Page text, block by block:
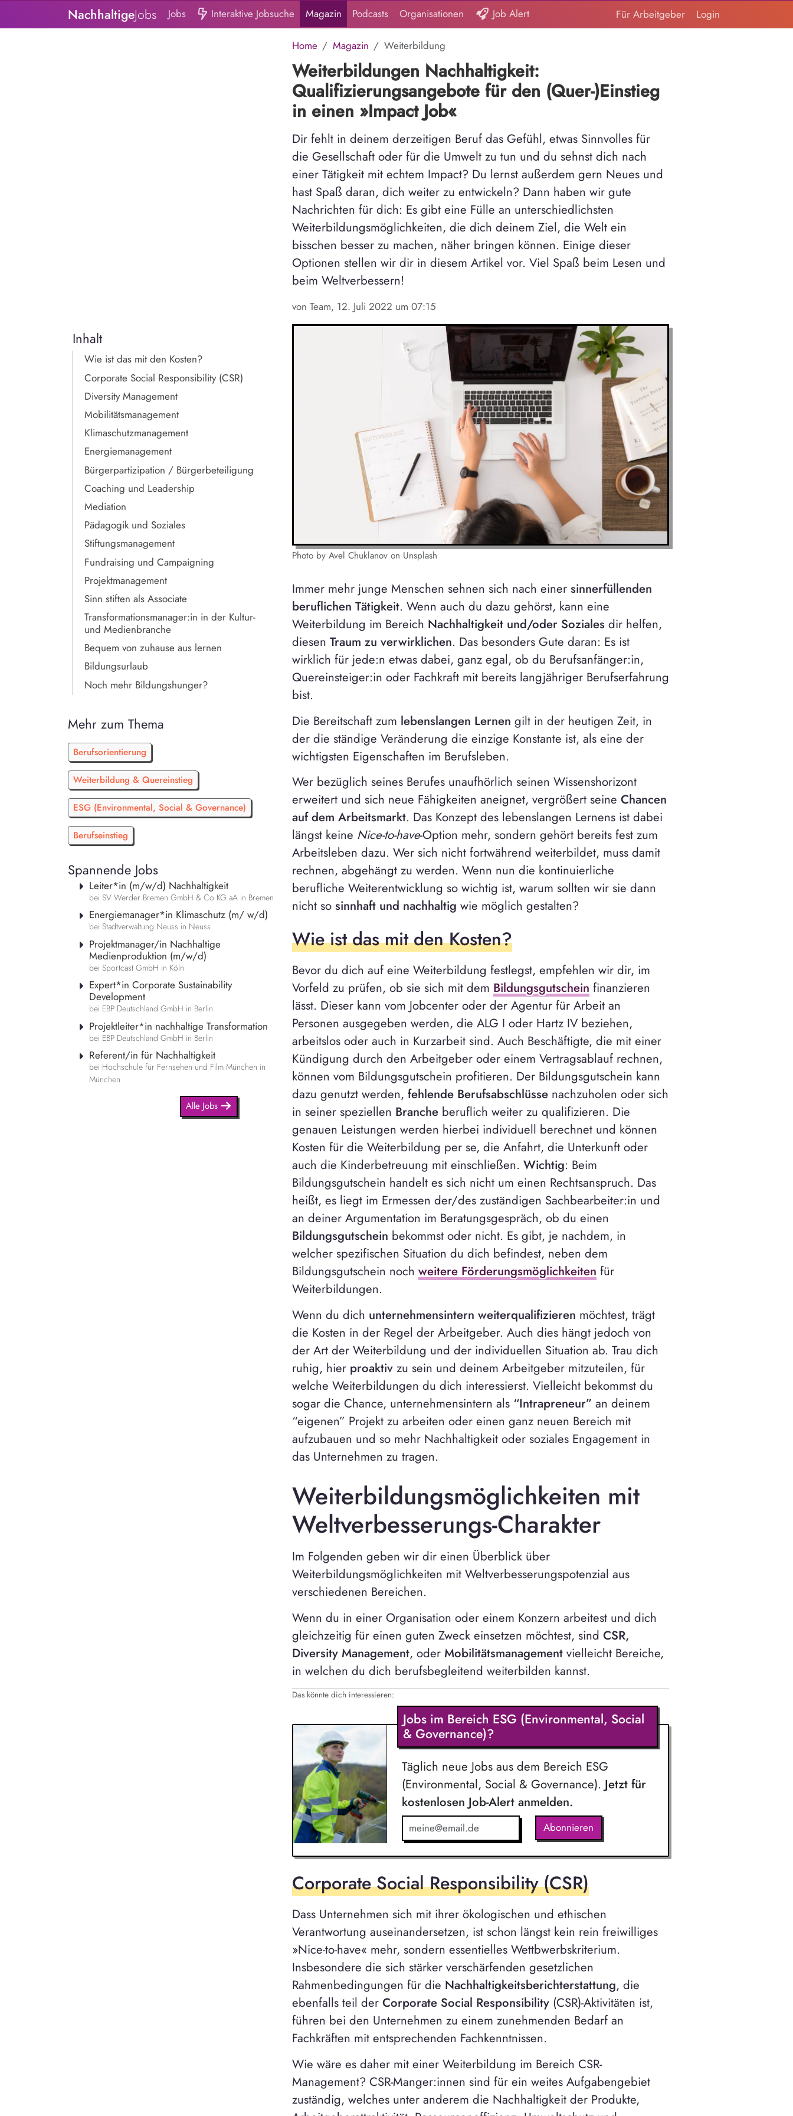
NachhaltigeJobs Jobs Interaktive Jobsuche Magazin Podcasts Organisationen Job Alert Für Arbeitgeber Login
Home Magazin Weiterbildung
Weiterbildungen Nachhaltigkeit:
Qualifizierungsangebote für den (Quer-)Einstieg
in einen »Impact Job«
Dir fehlt in deinem derzeitigen Beruf das Gefühl, etwas Sinnvolles für
die Gesellschaft oder für die Umwelt zu tun und du sehnst dich nach
einer Tätigkeit mit echtem Impact? Du lernst außerdem gern Neues und
hast Spaß daran, dich weiter zu entwickeln? Dann haben wir gute
Nachrichten für dich: Es gibt eine Fülle an unterschiedlichsten
Weiterbildungsmöglichkeiten, die dich deinem Ziel, die Welt ein
bisschen besser zu machen, näher bringen können. Einige dieser
Optionen stellen wir dir in diesem Artikel vor. Viel Spaß beim Lesen und
beim Weltverbessern!
von Team, 12. Juli 2022 um 07:15
Inhalt
Wie ist das mit den Kosten?
Corporate Social Responsibility (CSR)
Diversity Management
Mobilitätsmanagement
Klimaschutzmanagement
Energiemanagement
Bürgerpartizipation / Bürgerbeteiligung
Coaching und Leadership
Mediation
Pädagogik und Soziales
Stiftungsmanagement
Fundraising und Campaigning
Projektmanagement
Sinn stiften als Associate
Transformationsmanager:in in der Kultur-
und Medienbranche
Bequem von zuhause aus lernen
Bildungsurlaub
Noch mehr Bildungshunger?
Mehr zum Thema
Berufsorientierung
Weiterbildung & Quereinstieg
ESG (Environmental, Social & Governance)
Berufseinstieg
Spannende Jobs
Leiter*in (m/w/d) Nachhaltigkeit
bei SV Werder Bremen GmbH & Co KG aA in Bremen
Energiemanager*in Klimaschutz (m/ w/d)
bei Stadtverwaltung Neuss in Neuss
Projektmanager/in Nachhaltige
Medienproduktion (m/w/d)
bei Sportcast GmbH in Köln
Expert*in Corporate Sustainability
Development
bei EBP Deutschland GmbH in Berlin
Projektleiter*in nachhaltige Transformation
bei EBP Deutschland GmbH in Berlin
Referent/in für Nachhaltigkeit
bei Hochschule für Fernsehen und Film München in
München
Alle Jobs
Photo by Avel Chuklanov on Unsplash
Immer mehr junge Menschen sehnen sich nach einer sinnerfüllenden
beruflichen Tätigkeit. Wenn auch du dazu gehörst, kann eine
Weiterbildung im Bereich Nachhaltigkeit und/oder Soziales dir helfen,
diesen Traum zu verwirklichen. Das besonders Gute daran: Es ist
wirklich für jede:n etwas dabei, ganz egal, ob du Berufsanfänger:in,
Quereinsteiger:in oder Fachkraft mit bereits langjähriger Berufserfahrung
bist.
Die Bereitschaft zum lebenslangen Lernen gilt in der heutigen Zeit, in
der die ständige Veränderung die einzige Konstante ist, als eine der
wichtigsten Eigenschaften im Berufsleben.
Wer bezüglich seines Berufes unaufhörlich seinen Wissenshorizont
erweitert und sich neue Fähigkeiten aneignet, vergrößert seine Chancen
auf dem Arbeitsmarkt. Das Konzept des lebenslangen Lernens ist dabei
längst keine Nice-to-have-Option mehr, sondern gehört bereits fest zum
Arbeitsleben dazu. Wer sich nicht fortwährend weiterbildet, muss damit
rechnen, abgehängt zu werden. Wenn nun die kontinuierliche
berufliche Weiterentwicklung so wichtig ist, warum sollten wir sie dann
nicht so sinnhaft und nachhaltig wie möglich gestalten?
Wie ist das mit den Kosten?
Bevor du dich auf eine Weiterbildung festlegst, empfehlen wir dir, im
Vorfeld zu prüfen, ob sie sich mit dem Bildungsgutschein finanzieren
lässt. Dieser kann vom Jobcenter oder der Agentur für Arbeit an
Personen ausgegeben werden, die ALG I oder Hartz IV beziehen,
arbeitslos oder auch in Kurzarbeit sind. Auch Beschäftigte, die mit einer
Kündigung durch den Arbeitgeber oder einem Vertragsablauf rechnen,
können vom Bildungsgutschein profitieren. Der Bildungsgutschein kann
dazu genutzt werden, fehlende Berufsabschlüssenachzuholen oder sich
in seiner speziellen Brancheberuflich weiter zu qualifizieren. Die
genauen Leistungen werden hierbei individuell berechnet und können
Kosten für die Weiterbildung per se, die Anfahrt, die Unterkunft oder
auch die Kinderbetreuung mit einschließen. Wichtig: Beim
Bildungsgutschein handelt es sich nicht um einen Rechtsanspruch. Das
heißt, es liegt im Ermessen der/des zuständigen Sachbearbeiter:in und
an deiner Argumentation im Beratungsgespräch, ob du einen
Bildungsgutschein bekommst oder nicht. Es gibt, je nachdem, in
welcher spezifischen Situation du dich befindest, neben dem
Bildungsgutschein noch weitere Förderungsmöglichkeiten für
Weiterbildungen.
Wenn du dich unternehmensintern weiterqualifizieren möchtest, trägt
die Kosten in der Regel der Arbeitgeber. Auch dies hängt jedoch von
der Art der Weiterbildung und der individuellen Situation ab. Trau dich
ruhig, hier proaktivzu sein und deinem Arbeitgeber mitzuteilen, für
welche Weiterbildungen du dich interessierst. Vielleicht bekommst du
sogar die Chance, unternehmensintern als “Intrapreneur” an deinem
“eigenen” Projekt zu arbeiten oder einen ganz neuen Bereich mit
aufzubauen und so mehr Nachhaltigkeit oder soziales Engagement in
das Unternehmen zu tragen.
Weiterbildungsmöglichkeiten mit
Weltverbesserungs-Charakter
Im Folgenden geben wir dir einen Überblick über
Weiterbildungsmöglichkeiten mit Weltverbesserungspotenzial aus
verschiedenen Bereichen.
Wenn du in einer Organisation oder einem Konzern arbeitest und dich
gleichzeitig für einen guten Zweck einsetzen möchtest, sind CSR,
Diversity Management, oder Mobilitätsmanagementvielleicht Bereiche,
in welchen du dich berufsbegleitend weiterbilden kannst.
Das könnte dich interessieren:
Jobs im Bereich ESG (Environmental, Social
& Governance)?
Täglich neue Jobs aus dem Bereich ESG
(Environmental, Social & Governance). Jetzt für
kostenlosen Job-Alert anmelden.
Abonnieren
Corporate Social Responsibility (CSR)
Dass Unternehmen sich mit ihrer ökologischen und ethischen
Verantwortung auseinandersetzen, ist schon längst kein rein freiwilliges
»Nice-to-have« mehr, sondern essentielles Wettbwerbskriterium.
Insbesondere die sich stärker verschärfenden gesetzlichen
Rahmenbedingungen für die Nachhaltigkeitsberichterstattung, die
ebenfalls teil der Corporate Social Responsibility (CSR)-Aktivitäten ist,
führen bei den Unternehmen zu einem zunehmenden Bedarf an
Fachkräften mit entsprechenden Fachkenntnissen.
Wie wäre es daher mit einer Weiterbildung im Bereich CSR-
Management? CSR-Manger:innen sind für ein weites Aufgabengebiet
zuständig, welches unter anderem die Nachhaltigkeit der Produkte,